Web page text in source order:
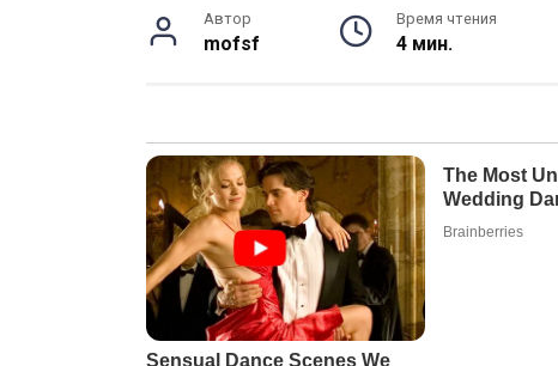
Автор
mofsf
Время чтения
4 мин.